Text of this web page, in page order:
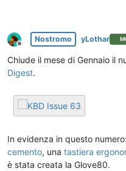
Non in linea
Nostromo yLothar
Chiude il mese di Gennaio il
Digest.
In evidenza in questo
cemento, una tastiera
è stata creata la Glove80.